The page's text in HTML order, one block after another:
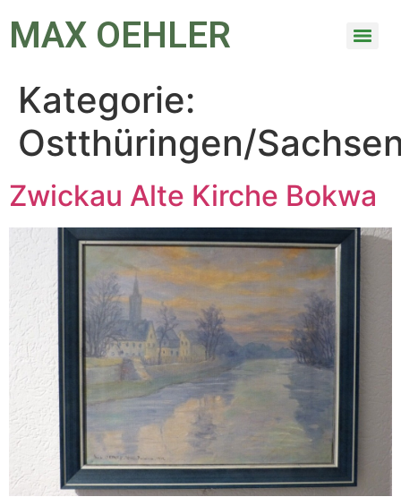
MAX OEHLER
Kategorie:
Ostthüringen/
Zwickau Alte Kirche Bokwa